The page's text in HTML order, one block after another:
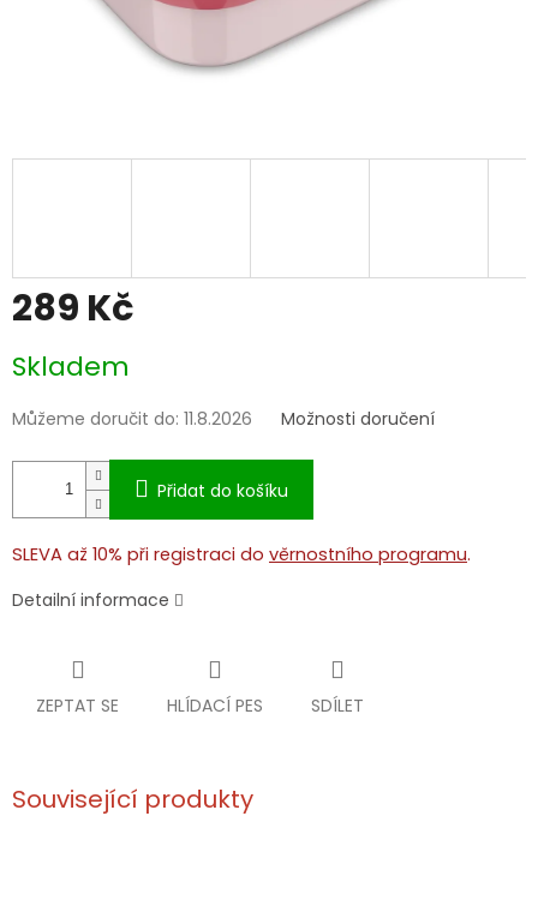
289 Kč
cena:
Skladem
Můžeme doručit do: 11.8.2026 Možnosti doručení
Přidat do košíku
SLEVA až 10% při registraci do věrnostního programu.
Detailní informace
ZEPTAT SE HLÍDACÍ PES SDÍLET
Související produkty